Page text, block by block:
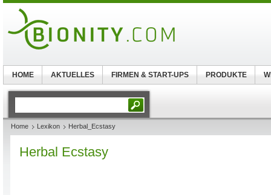
Home Lexikon Herbal_Ecstasy
Herbal Ecstasy
HOME AKTUELLES FIRMEN & START-UPS PRODUKTE